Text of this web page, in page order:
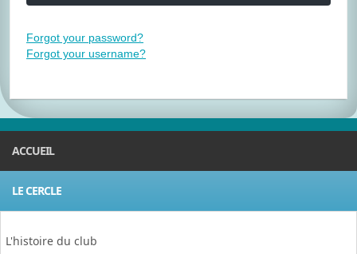
Forgot your password?
Forgot your username?
ACCUEIL
LE CERCLE
L'histoire du club